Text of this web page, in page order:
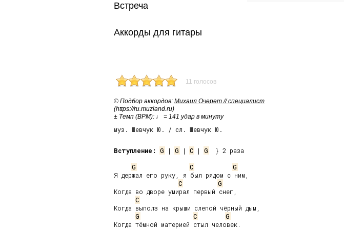
Встреча
Аккорды для гитары
11 голосов
© Подбор аккордов: Михаил Очерет // специалист
(https://ru.muzland.ru)
± Темп (BPM): ♩ = 141 удар в минуту
муз. Шевчук Ю. / сл. Шевчук Ю.
Вступление: G | G | C | G
  } 2 раза
G
C
G
Я держал его руку, я был рядом с ним,
C
G
Когда во дворе умирал первый снег,
C
Когда выполз на крыши слепой чёрный дым,
G
C
G
Когда тёмной материей стыл человек.